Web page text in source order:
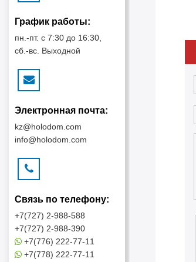
График работы:
пн.-пт. с 7:30 до 16:30,
сб.-вс. Выходной
Электронная почта:
kz@holodom.com
info@holodom.com
Связь по телефону:
+7(727) 2-988-588
+7(727) 2-988-390
+7(776) 222-77-11
+7(778) 222-77-11